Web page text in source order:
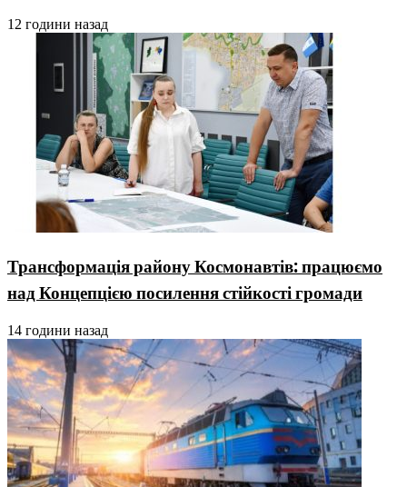
12 години назад
Трансформація району Космонавтів: працюємо
над Концепцією посилення стійкості громади
14 години назад